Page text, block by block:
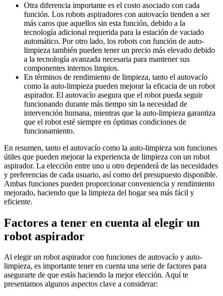
Otra diferencia importante es el costo asociado con cada
función. Los robots aspiradores con autovacío tienden a ser
más caros que aquellos sin esta función, debido a la
tecnología adicional requerida para la estación de vaciado
automático. Por otro lado, los robots con función de auto-
limpieza también pueden tener un precio más elevado debido
a la tecnología avanzada necesaria para mantener sus
componentes internos limpios.
En términos de rendimiento de limpieza, tanto el autovacío
como la auto-limpieza pueden mejorar la eficacia de un robot
aspirador. El autovacío asegura que el robot pueda seguir
funcionando durante más tiempo sin la necesidad de
intervención humana, mientras que la auto-limpieza garantiza
que el robot esté siempre en óptimas condiciones de
funcionamiento.
En resumen, tanto el autovacío como la auto-limpieza son funciones
útiles que pueden mejorar la experiencia de limpieza con un robot
aspirador. La elección entre uno u otro dependerá de las necesidades
y preferencias de cada usuario, así como del presupuesto disponible.
Ambas funciones pueden proporcionar conveniencia y rendimiento
mejorado, haciendo que la limpieza del hogar sea más fácil y
eficiente.
Factores a tener en cuenta al elegir un
robot aspirador
Al elegir un robot aspirador con funciones de autovacío y auto-
limpieza, es importante tener en cuenta una serie de factores para
asegurarte de que estás haciendo la mejor elección. Aquí te
presentamos algunos aspectos clave a considerar: